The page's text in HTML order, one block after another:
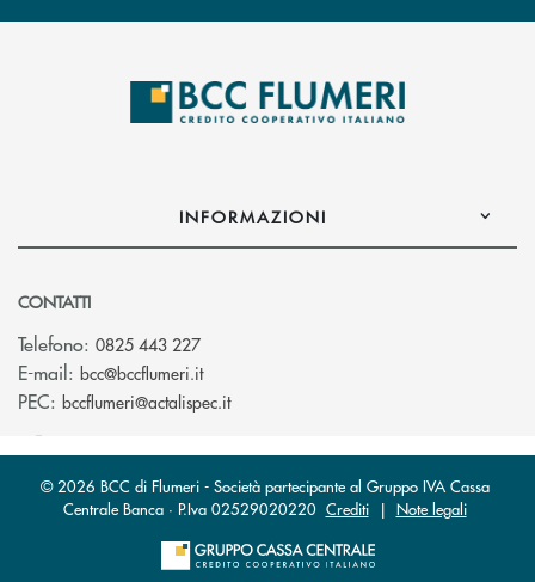
INFORMAZIONI
CONTATTI
Telefono: 0825 443 227
E-mail: bcc@bccflumeri.it(si apre l’app di posta elettronica)
PEC: bccflumeri@actalispec.it(si apre l’app di posta elettronica)
© 2026 BCC di Flumeri - Società partecipante al Gruppo IVA Cassa
Centrale Banca · P.Iva 02529020220 Crediti| Note legali